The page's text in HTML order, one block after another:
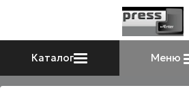
Каталог Меню